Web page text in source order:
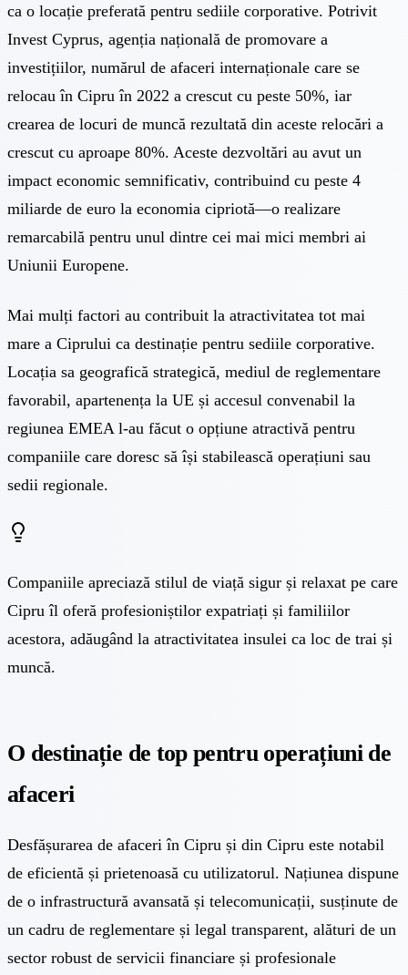
ca o locație preferată pentru sediile corporative. Potrivit
Invest Cyprus, agenția națională de promovare a
investițiilor, numărul de afaceri internaționale care se
relocau în Cipru în 2022 a crescut cu peste 50%, iar
crearea de locuri de muncă rezultată din aceste relocări a
crescut cu aproape 80%. Aceste dezvoltări au avut un
impact economic semnificativ, contribuind cu peste 4
miliarde de euro la economia cipriotă—o realizare
remarcabilă pentru unul dintre cei mai mici membri ai
Uniunii Europene.
Mai mulți factori au contribuit la atractivitatea tot mai
mare a Ciprului ca destinație pentru sediile corporative.
Locația sa geografică strategică, mediul de reglementare
favorabil, apartenența la UE și accesul convenabil la
regiunea EMEA l-au făcut o opțiune atractivă pentru
companiile care doresc să își stabilească operațiuni sau
sedii regionale.
Companiile apreciază stilul de viață sigur și relaxat pe care
Cipru îl oferă profesioniștilor expatriați și familiilor
acestora, adăugând la atractivitatea insulei ca loc de trai și
muncă.
O destinație de top pentru operațiuni de
afaceri
Desfășurarea de afaceri în Cipru și din Cipru este notabil
de eficientă și prietenoasă cu utilizatorul. Națiunea dispune
de o infrastructură avansată și telecomunicații, susținute de
un cadru de reglementare și legal transparent, alături de un
sector robust de servicii financiare și profesionale